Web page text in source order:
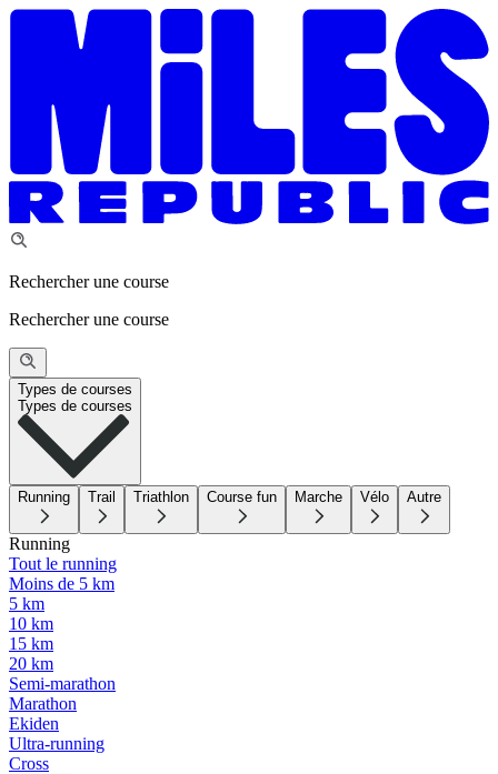
Rechercher une course
Rechercher une course
Types de courses
Types de courses
Running Trail Triathlon Course fun Marche Vélo Autre
Running
Tout le running
Moins de 5 km
5 km
10 km
15 km
20 km
Semi-marathon
Marathon
Ekiden
Ultra-running
Cross